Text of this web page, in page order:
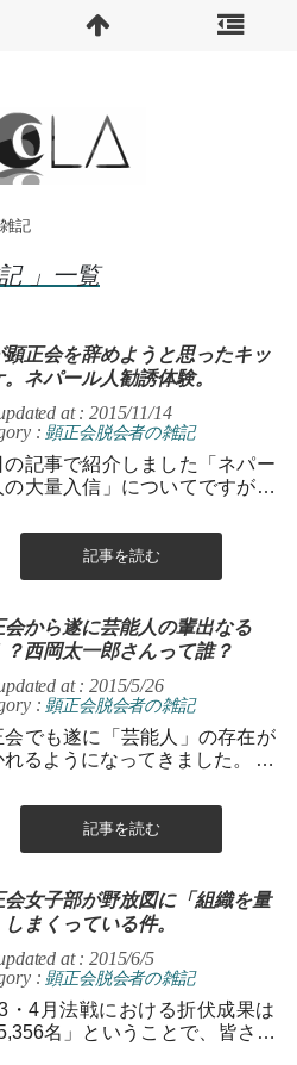
記
」一覧
顕正会を辞めようと思ったキッ
。ネパール人勧誘体験。
at : 2015/11/14
: 顕正会脱会者の雑記
の記事で紹介しました「ネパー
の大量入信」についてですが、
行」でしかありません。 こんなも...
記事を読む
会から遂に芸能人の輩出なる
？西岡太一郎さんって誰？
at : 2015/5/26
: 顕正会脱会者の雑記
会でも遂に「芸能人」の存在が
るようになってきました。 そ
有名なのかと、ググってみ...
記事を読む
会女子部が野放図に「組織を量
しまくっている件。
at : 2015/6/5
: 顕正会脱会者の雑記
・4月法戦における折伏成果は
名」ということで、皆さん